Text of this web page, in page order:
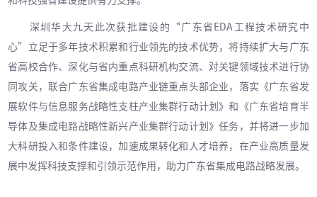
深圳华大九天此次获批建设的“广东省EDA工程技术研究中
心”立足于多年技术积累和行业领先的技术优势，将持续扩大与广东
省高校合作、深化与省内重点科研机构交流、对关键领域技术进行协
同攻关，联合广东省集成电路产业链重点头部企业，落实《广东省发
展软件与信息服务战略性支柱产业集群行动计划》和《广东省培育半
导体及集成电路战略性新兴产业集群行动计划》任务，并将进一步加
大科研投入和条件建设，加速成果转化和人才培养，在产业高质量发
展中发挥科技支撑和引领示范作用，助力广东省集成电路战略发展。